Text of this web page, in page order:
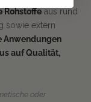
Rohstoffe aus rund
sowie extern
Anwendungen
auf Qualität,
oder